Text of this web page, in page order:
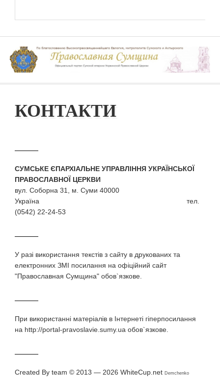
КОНТАКТИ
СУМСЬКЕ ЄПАРХІАЛЬНЕ УПРАВЛІННЯ УКРАЇНСЬКОЇ
ПРАВОСЛАВНОЇ ЦЕРКВИ
вул. Соборна 31, м. Суми 40000
Україна тел.
(0542) 22-24-53
У разi використання текстiв з сайту в друкованих та
електронних ЗМI посилання на офіційний сайт
"Православная Сумщина" обов`язкове.
При використаннi матерiалiв в Iнтернетi гiперпосилання
на http://portal-pravoslavie.sumy.ua обов`язкове.
Created By team © 2013 — 2026 WhiteCup.net Demchenko